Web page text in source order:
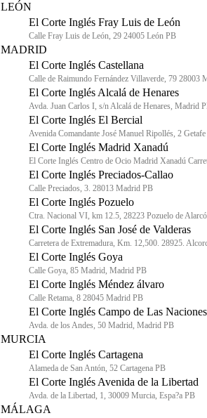
LEÓN
El Corte Inglés Fray Luis de León
Calle Fray Luis de León, 29 24005 León PB
MADRID
El Corte Inglés Castellana
Calle de Raimundo Fernández Villaverde, 79 28003
El Corte Inglés Alcalá de Henares
Avda. Juan Carlos I, s/n Alcalá de Henares, Madrid
El Corte Inglés El Bercial
Avenida Comandante José Manuel Ripollés, 2
El Corte Inglés Madrid Xanadú
El Corte Inglés Centro de Ocio Madrid Xanadú
El Corte Inglés Preciados-Callao
Calle Preciados, 3. 28013 Madrid PB
El Corte Inglés Pozuelo
Ctra. Nacional VI, km 12.5, 28223 Pozuelo de
El Corte Inglés San José de Valderas
Carretera de Extremadura, Km. 12,500. 28925.
El Corte Inglés Goya
Calle Goya, 85 Madrid, Madrid PB
El Corte Inglés Méndez álvaro
Calle Retama, 8 28045 Madrid PB
El Corte Inglés Campo de Las Naciones
Avda. de los Andes, 50 Madrid, Madrid PB
MURCIA
El Corte Inglés Cartagena
Alameda de San Antón, 52 Cartagena PB
El Corte Inglés Avenida de la Libertad
Avda. de la Libertad, 1, 30009 Murcia, Espa?a PB
MÁLAGA